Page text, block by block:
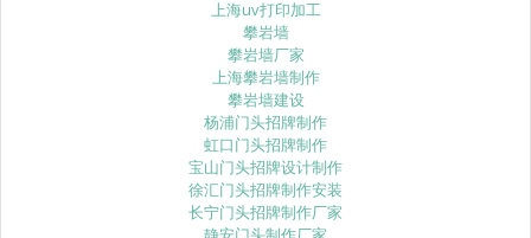
上海uv打印加工
攀岩墙
攀岩墙厂家
上海攀岩墙制作
攀岩墙建设
杨浦门头招牌制作
虹口门头招牌制作
宝山门头招牌设计制作
徐汇门头招牌制作安装
长宁门头招牌制作厂家